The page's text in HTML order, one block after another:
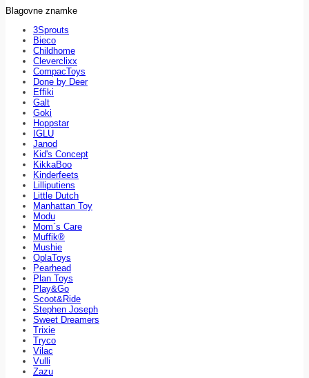
Blagovne znamke
3Sprouts
Bieco
Childhome
Cleverclixx
CompacToys
Done by Deer
Effiki
Galt
Goki
Hoppstar
IGLU
Janod
Kid's Concept
KikkaBoo
Kinderfeets
Lilliputiens
Little Dutch
Manhattan Toy
Modu
Mom`s Care
Muffik®
Mushie
OplaToys
Pearhead
Plan Toys
Play&Go
Scoot&Ride
Stephen Joseph
Sweet Dreamers
Trixie
Tryco
Vilac
Vulli
Zazu